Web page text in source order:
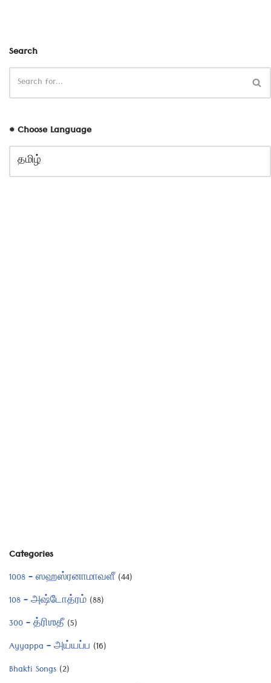
Search
# Choose Language
Categories
1008 – ஸஹஸ்ரனாமாவளீ(44)
108 – அஷ்டோத்ரம் (88)
300 – த்ரிஶதீ(5)
Ayyappa – அய்யப்ப (16)
Bhakti Songs (2)